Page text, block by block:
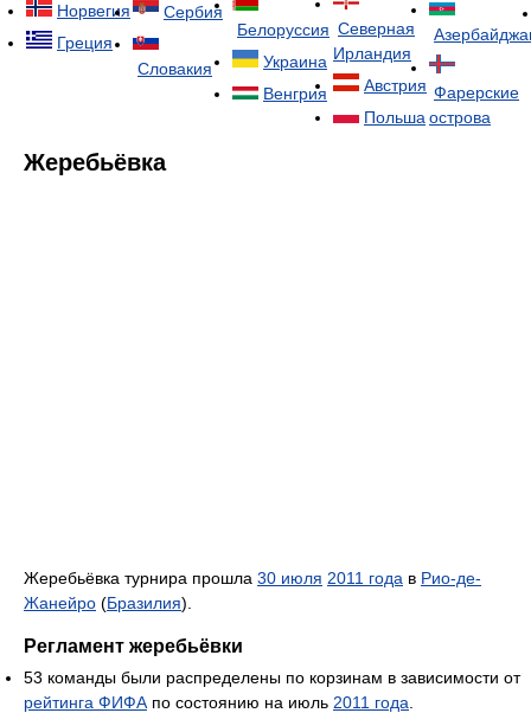
Норвегия
Греция
Сербия
Словакия
Белоруссия
Украина
Венгрия
Северная
Ирландия
Австрия
Польша
Фарерские
острова
Жеребьёвка
Жеребьёвка турнира прошла 30 июля 2011 года в Рио-де-
Жанейро (Бразилия).
Регламент жеребьёвки
53 команды были распределены по корзинам в зависимости от
рейтинга ФИФА по состоянию на июль 2011 года